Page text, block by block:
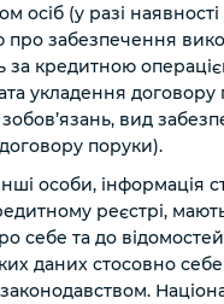
осіб (у разі
про забезпечення
за кредитною
укладення
вид
поруки).
особи, інформація
реєстрі,
себе та до
даних стосовно